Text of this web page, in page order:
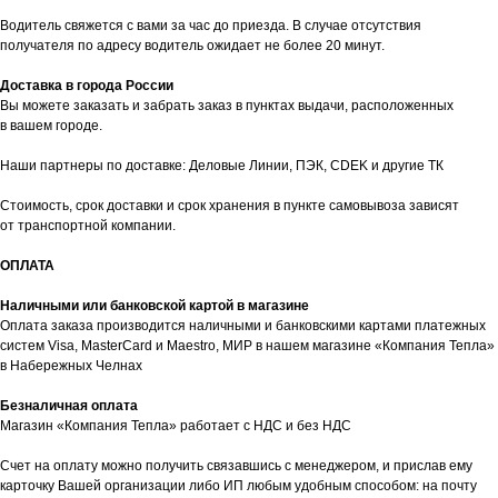
Водитель свяжется с вами за час до приезда. В случае отсутствия
получателя по адресу водитель ожидает не более 20 минут.
Доставка в города России
Вы можете заказать и забрать заказ в пунктах выдачи, расположенных
в вашем городе.
Наши партнеры по доставке: Деловые Линии, ПЭК, CDEK и другие ТК
Стоимость, срок доставки и срок хранения в пункте самовывоза зависят
от транспортной компании.
ОПЛАТА
Наличными или банковской картой в магазине
Оплата заказа производится наличными и банковскими картами платежных
систем Visa, MasterCard и Maestro, МИР в нашем магазине «Компания Тепла»
в Набережных Челнах
Безналичная оплата
Магазин «Компания Тепла» работает с НДС и без НДС
Счет на оплату можно получить связавшись с менеджером, и прислав ему
карточку Вашей организации либо ИП любым удобным способом: на почту
+7 (8552) 78-33-11
Заказать звонок